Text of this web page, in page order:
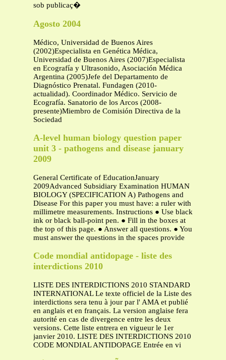
sob publicaç�
Agosto 2004
Médico, Universidad de Buenos Aires
(2002)Especialista en Genética Médica,
Universidad de Buenos Aires (2007)Especialista
en Ecografía y Ultrasonido, Asociación Médica
Argentina (2005)Jefe del Departamento de
Diagnóstico Prenatal. Fundagen (2010-
actualidad). Coordinador Médico. Servicio de
Ecografía. Sanatorio de los Arcos (2008-
presente)Miembro de Comisión Directiva de la
Sociedad
A-level human biology question paper
unit 3 - pathogens and disease january
2009
General Certificate of EducationJanuary
2009Advanced Subsidiary Examination HUMAN
BIOLOGY (SPECIFICATION A) Pathogens and
Disease For this paper you must have: a ruler with
millimetre measurements. Instructions ● Use black
ink or black ball-point pen. ● Fill in the boxes at
the top of this page. ● Answer all questions. ● You
must answer the questions in the spaces provide
Code mondial antidopage - liste des
interdictions 2010
LISTE DES INTERDICTIONS 2010 STANDARD
INTERNATIONAL Le texte officiel de la Liste des
interdictions sera tenu à jour par l' AMA et publié
en anglais et en français. La version anglaise fera
autorité en cas de divergence entre les deux
versions. Cette liste entrera en vigueur le 1er
janvier 2010. LISTE DES INTERDICTIONS 2010
CODE MONDIAL ANTIDOPAGE Entrée en vi